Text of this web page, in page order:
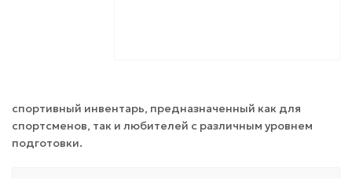
спортивный инвентарь, предназначенный как для
спортсменов, так и любителей с различным уровнем
подготовки.